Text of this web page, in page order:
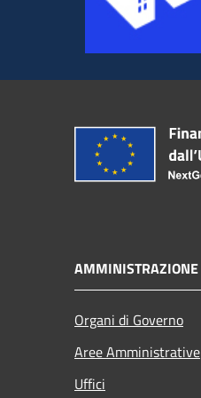
AMMINISTRAZIONE
Organi di Governo
Aree Amministrative
Uffici